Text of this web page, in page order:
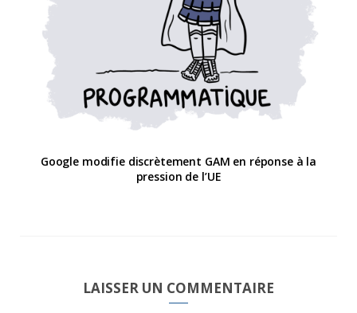
Google modifie discrètement GAM en réponse à la
pression de l’UE
LAISSER UN COMMENTAIRE